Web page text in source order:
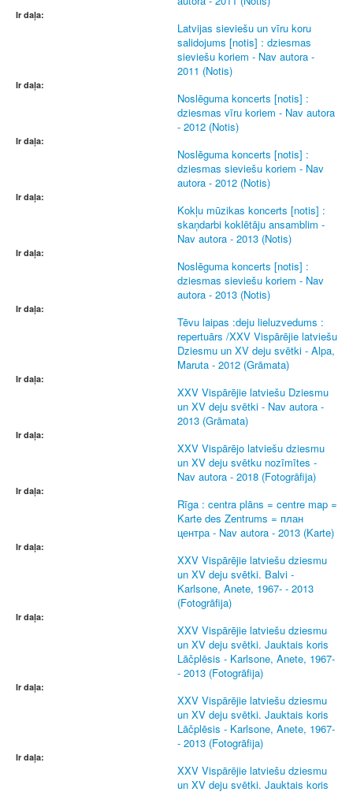
Ir daļa:
Latvijas sieviešu un vīru koru
salidojums [notis] : dziesmas
sieviešu koriem - Nav autora -
2011 (Notis)
Ir daļa:
Noslēguma koncerts [notis] :
dziesmas vīru koriem - Nav autora
- 2012 (Notis)
Ir daļa:
Noslēguma koncerts [notis] :
dziesmas sieviešu koriem - Nav
autora - 2012 (Notis)
Ir daļa:
Kokļu mūzikas koncerts [notis] :
skaņdarbi koklētāju ansamblim -
Nav autora - 2013 (Notis)
Ir daļa:
Noslēguma koncerts [notis] :
dziesmas sieviešu koriem - Nav
autora - 2013 (Notis)
Ir daļa:
Tēvu laipas :deju lieluzvedums :
repertuārs /XXV Vispārējie latviešu
Dziesmu un XV deju svētki - Alpa,
Maruta - 2012 (Grāmata)
Ir daļa:
XXV Vispārējie latviešu Dziesmu
un XV deju svētki - Nav autora -
2013 (Grāmata)
Ir daļa:
XXV Vispārējo latviešu dziesmu
un XV deju svētku nozīmītes -
Nav autora - 2018 (Fotogrāfija)
Ir daļa:
Rīga : centra plāns = centre map =
Karte des Zentrums = план
центра - Nav autora - 2013 (Karte)
Ir daļa:
XXV Vispārējie latviešu dziesmu
un XV deju svētki. Balvi -
Karlsone, Anete, 1967- - 2013
(Fotogrāfija)
Ir daļa:
XXV Vispārējie latviešu dziesmu
un XV deju svētki. Jauktais koris
Lāčplēsis - Karlsone, Anete, 1967-
- 2013 (Fotogrāfija)
Ir daļa:
XXV Vispārējie latviešu dziesmu
un XV deju svētki. Jauktais koris
Lāčplēsis - Karlsone, Anete, 1967-
- 2013 (Fotogrāfija)
Ir daļa:
XXV Vispārējie latviešu dziesmu
un XV deju svētki. Jauktais koris